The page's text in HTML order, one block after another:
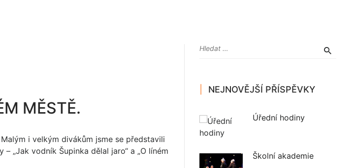
MĚSTĚ.
i velkým divákům jsme se představili
„Jak vodník Šupinka dělal jaro“ a „O líném
NEJNOVĚJŠÍ PŘÍSPĚVKY
Úřední hodiny
Školní akademie